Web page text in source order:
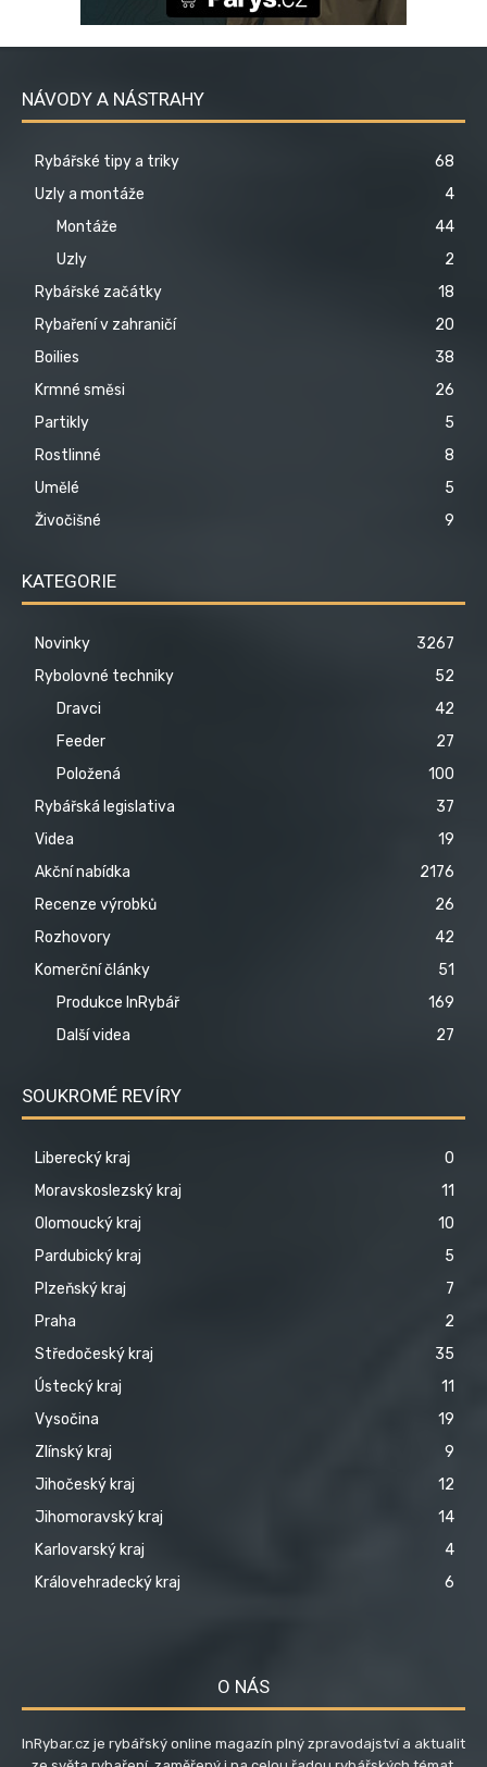
NÁVODY A NÁSTRAHY
Rybářské tipy a triky
68
Uzly a montáže
4
Montáže
44
Uzly
2
Rybářské začátky
18
Rybaření v zahraničí
20
Boilies
38
Krmné směsi
26
Partikly
5
Rostlinné
8
Umělé
5
Živočišné
9
KATEGORIE
Novinky
3267
Rybolovné techniky
52
Dravci
42
Feeder
27
Položená
100
Rybářská legislativa
37
Videa
19
Akční nabídka
2176
Recenze výrobků
26
Rozhovory
42
Komerční články
51
Produkce InRybář
169
Další videa
27
SOUKROMÉ REVÍRY
Liberecký kraj
0
Moravskoslezský kraj
11
Olomoucký kraj
10
Pardubický kraj
5
Plzeňský kraj
7
Praha
2
Středočeský kraj
35
Ústecký kraj
11
Vysočina
19
Zlínský kraj
9
Jihočeský kraj
12
Jihomoravský kraj
14
Karlovarský kraj
4
Královehradecký kraj
6
O NÁS
InRybar.cz je rybářský online magazín plný zpravodajství a aktualit